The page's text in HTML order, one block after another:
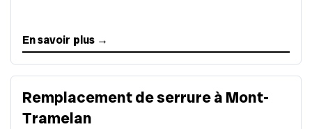
En savoir plus →
Remplacement de serrure à Mont-
Tramelan